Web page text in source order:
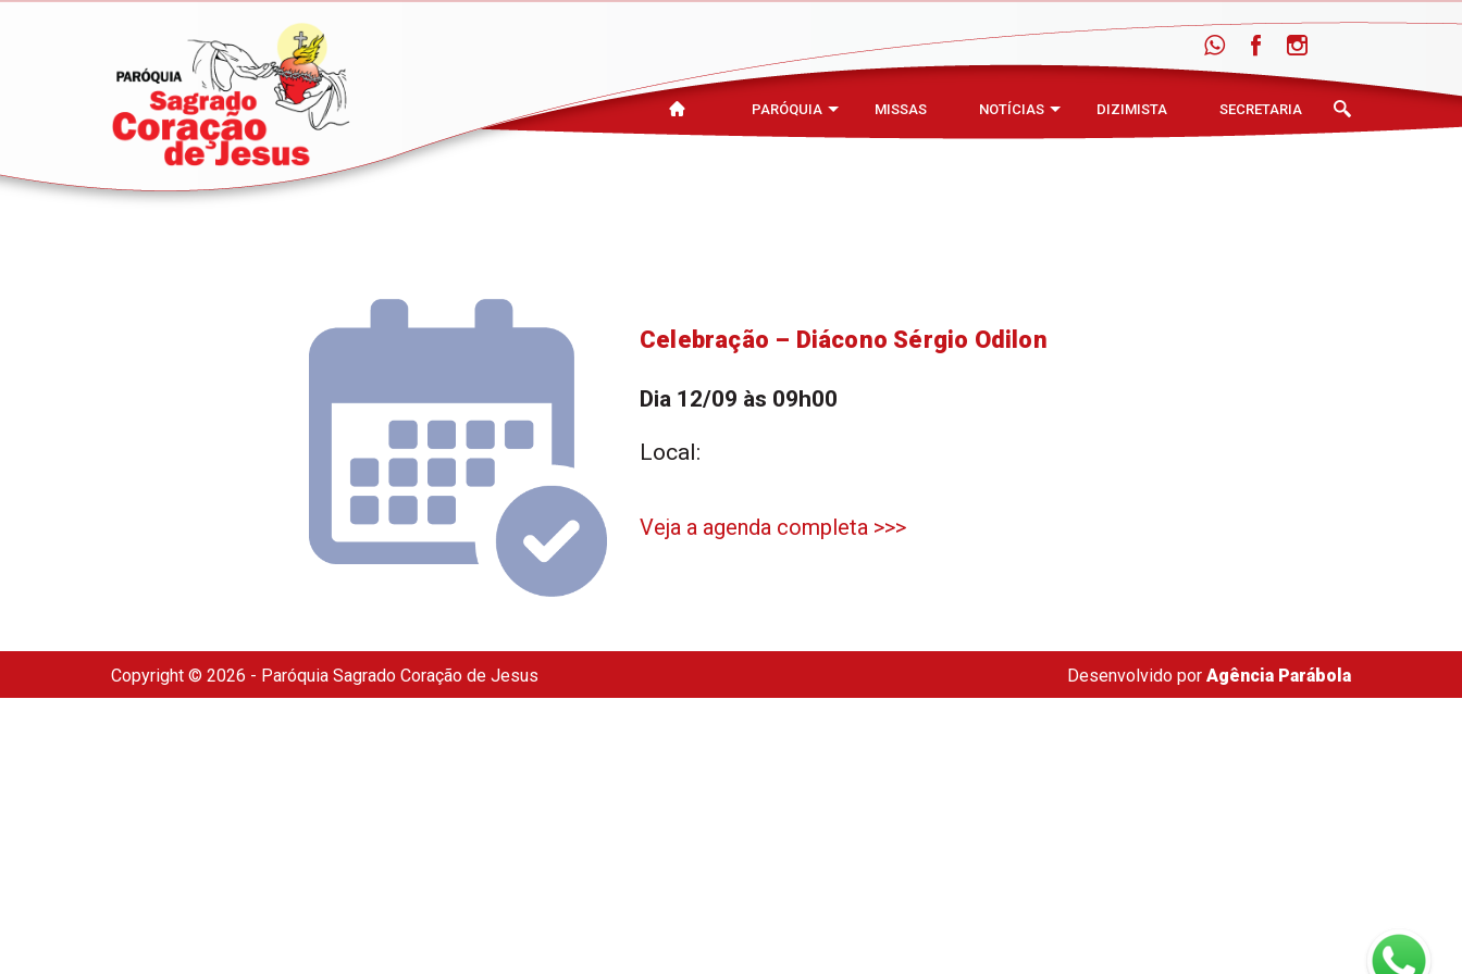
PARÓQUIA MISSAS NOTÍCIAS DIZIMISTA SECRETARIA
Celebração – Diácono Sérgio Odilon
Dia 12/09 às 09h00
Local:
Veja a agenda completa >>>
Copyright © 2026 - Paróquia Sagrado Coração de Jesus Desenvolvido por Agência Parábola